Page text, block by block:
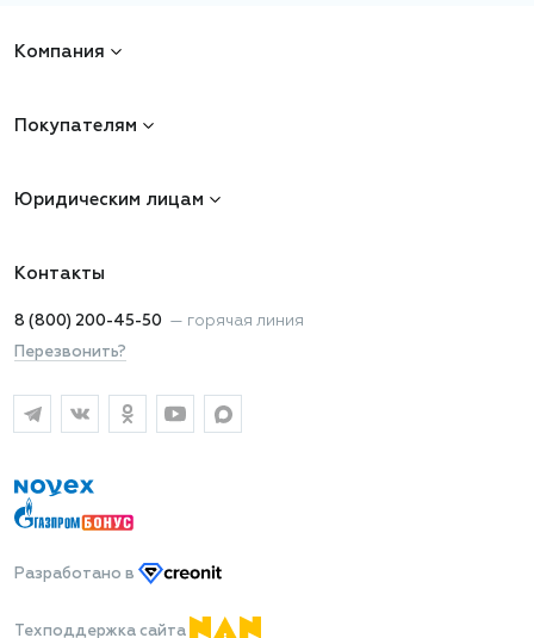
Компания
Покупателям
Юридическим лицам
Контакты
8 (800) 200-45-50 — горячая линия
Перезвонить?
Разработано в
Техподдержка сайта